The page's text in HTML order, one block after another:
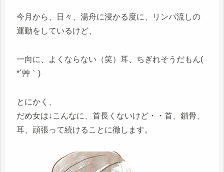
今月から、日々、湯舟に浸かる度に、リンパ流しの
運動をしているけど、
一向に、よくならない（笑）耳、ちぎれそうだもん(
*´艸｀)
とにかく、
だめ女は↓こんなに、首長くないけど・・首、鎖骨、
耳、頑張って続けることに徹します。